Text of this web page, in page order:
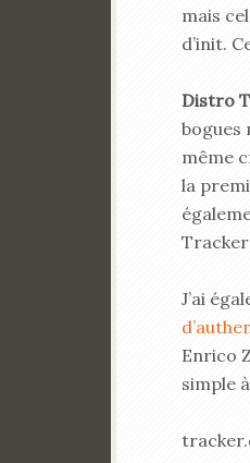
mais
d’init.
Distro
bogues
même
la
Tracker
J’ai
Enrico
simple